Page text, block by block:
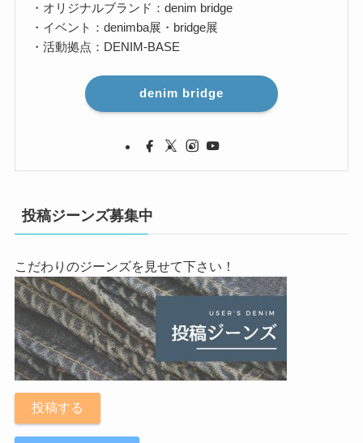
・オリジナルブランド：denim bridge
・イベント：denimba展・bridge展
・活動拠点：DENIM-BASE
denim bridge
投稿ジーンズ募集中
こだわりのジーンズを見せて下さい！
投稿する